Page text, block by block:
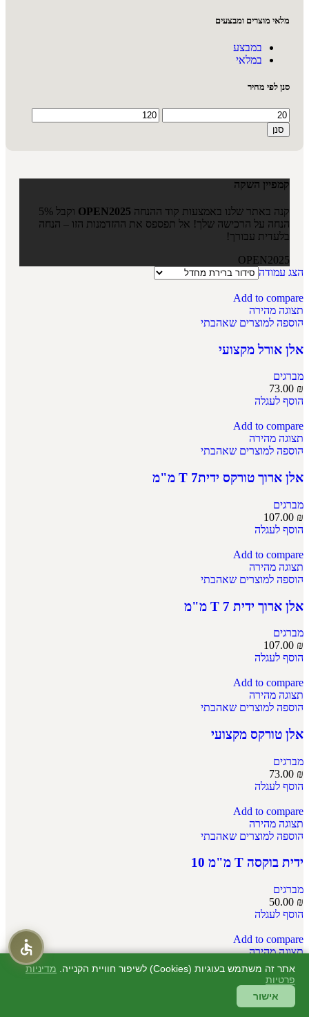
מלאי מוצרים ומבצעים
במבצע
במלאי
סנן לפי מחיר
סנן
קמפיין השקה
קנה באתר שלנו באמצעות קוד ההנחה OPEN2025
וקבל 5%
הנחה על הרכישה שלך! אל תפספס את ההזדמנות הזו – הנחה
בלעדית עבורך!
OPEN2025
הצג עמודה
Add to compare
תצוגה מהירה
הוספה למוצרים שאהבתי
אלן אורל מקצועי
מברגים
73.00 ₪
הוסף לעגלה
Add to compare
תצוגה מהירה
הוספה למוצרים שאהבתי
אלן ארוך טורקס ידיתT 7 מ"מ
מברגים
107.00 ₪
הוסף לעגלה
Add to compare
תצוגה מהירה
הוספה למוצרים שאהבתי
אלן ארוך ידית T 7 מ"מ
מברגים
107.00 ₪
הוסף לעגלה
Add to compare
תצוגה מהירה
הוספה למוצרים שאהבתי
אלן טורקס מקצועי
מברגים
73.00 ₪
הוסף לעגלה
Add to compare
תצוגה מהירה
הוספה למוצרים שאהבתי
ידית בוקסה T מ"מ 10
מברגים
50.00 ₪
הוסף לעגלה
Add to compare
תצוגה מהירה
הוספה למוצרים שאהבתי
ידית בוקסה T מ"מ 11
אתר זה משתמש בעוגיות (Cookies) לשיפור חוויית הקנייה.
מדיניות
פרטיות
אישור